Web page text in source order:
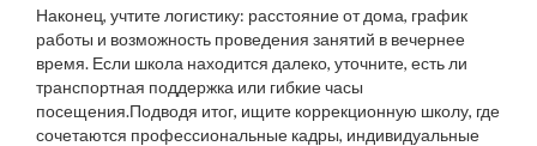
Наконец, учтите логистику: расстояние от дома, график
работы и возможность проведения занятий в вечернее
время. Если школа находится далеко, уточните, есть ли
транспортная поддержка или гибкие часы
посещения.Подводя итог, ищите коррекционную школу, где
сочетаются профессиональные кадры, индивидуальные